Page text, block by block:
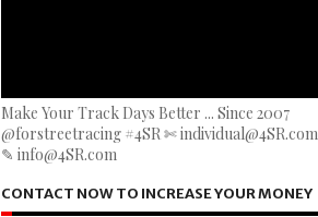
Make Your Track Days Better ... Since 2007
@forstreetracing #4SR ✄ individual@4SR.com
✎ info@4SR.com
CONTACT NOW TO INCREASE YOUR MONEY